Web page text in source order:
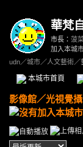
華梵
市長： 菠
加入本城
udn／城市／人文藝術／
本城市首頁
影像館／光視覺